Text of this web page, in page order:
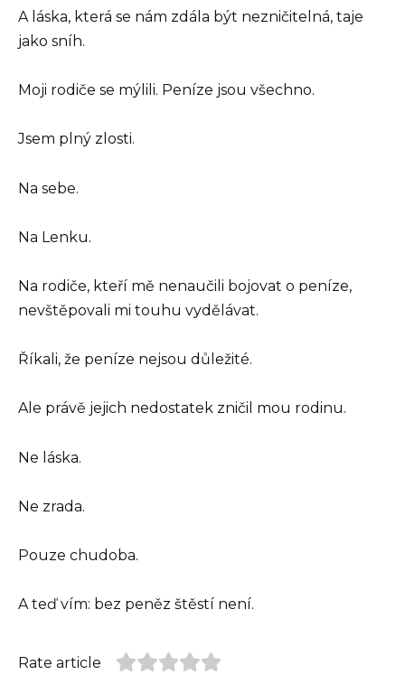
A láska, která se nám zdála být nezničitelná, taje
jako sníh.
Moji rodiče se mýlili. Peníze jsou všechno.
Jsem plný zlosti.
Na sebe.
Na Lenku.
Na rodiče, kteří mě nenaučili bojovat o peníze,
nevštěpovali mi touhu vydělávat.
Říkali, že peníze nejsou důležité.
Ale právě jejich nedostatek zničil mou rodinu.
Ne láska.
Ne zrada.
Pouze chudoba.
A teď vím: bez peněz štěstí není.
Rate article